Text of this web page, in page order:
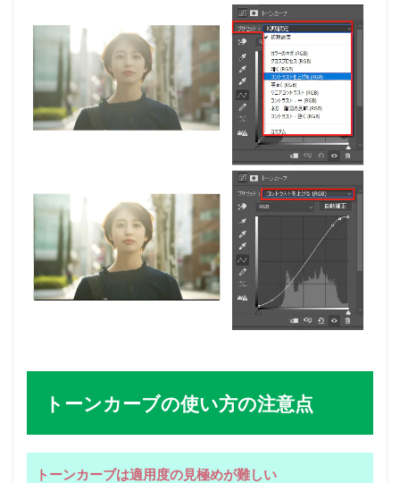
トーンカーブの使い方の注意点
トーンカーブは適用度の見極めが難しい